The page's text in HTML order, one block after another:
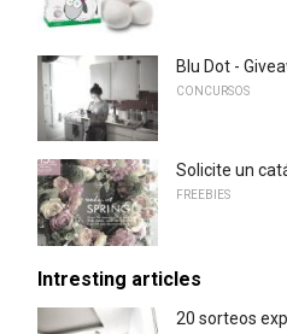
Blu Dot -
CONCURSOS
Solicite un
FREEBIES
Intresting articles
20 sorteos